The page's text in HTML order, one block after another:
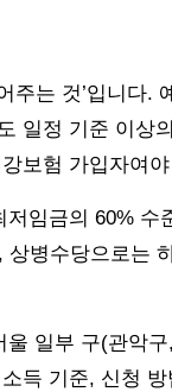
주는 것’입니다.
일정 기준 이상
보험 가입자여
임금의 60% 수
병수당으로는
일부 구(관악
득 기준, 신청